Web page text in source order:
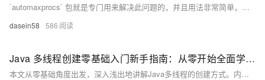
`automaxprocs` 包就是专门用来解决此问题的，并且用法非常简单，只需要使用匿名导入的方式 `import _ "go.uber.org/automaxprocs"` 一行代码即可搞定。
dasein58 586
Java 多线程创建零基础入门新手指南：从零开始全面学习多线程创建方法
本文从零基础角度出发，深入浅出地讲解Java多线程的创建方式。内容涵盖继承`Thread`类、实现`Runnable`接口、使用`Callable`和`Future`接口以及线程池的创建与管理等核心知识点。通过代码示例与应用场景分析，帮助读者理解每种方式的特点及适用场景，理论结合实践，轻松掌握Java多线程编程 essentials。